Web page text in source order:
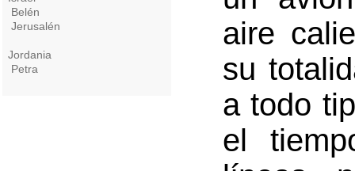
Belén
Jerusalén
Jordania
Petra
aire
su
a todo
el